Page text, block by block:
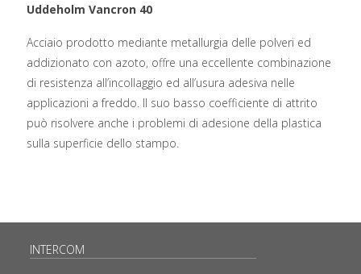
Uddeholm Vancron 40
Acciaio prodotto mediante metallurgia delle polveri ed
addizionato con azoto, offre una eccellente combinazione
di resistenza all’incollaggio ed all’usura adesiva nelle
applicazioni a freddo. Il suo basso coefficiente di attrito
può risolvere anche i problemi di adesione della plastica
sulla superficie dello stampo.
INTERCOM